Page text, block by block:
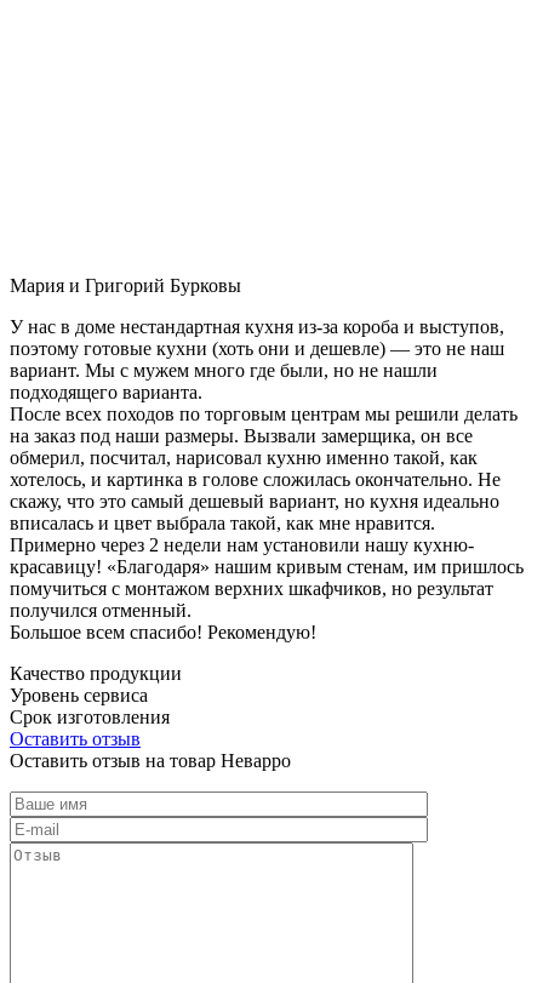
Мария и Григорий Бурковы
У нас в доме нестандартная кухня из-за короба и выступов,
поэтому готовые кухни (хоть они и дешевле) — это не наш
вариант. Мы с мужем много где были, но не нашли
подходящего варианта.
После всех походов по торговым центрам мы решили делать
на заказ под наши размеры. Вызвали замерщика, он все
обмерил, посчитал, нарисовал кухню именно такой, как
хотелось, и картинка в голове сложилась окончательно. Не
скажу, что это самый дешевый вариант, но кухня идеально
вписалась и цвет выбрала такой, как мне нравится.
Примерно через 2 недели нам установили нашу кухню-
красавицу! «Благодаря» нашим кривым стенам, им пришлось
помучиться с монтажом верхних шкафчиков, но результат
получился отменный.
Большое всем спасибо! Рекомендую!
Качество продукции
Уровень сервиса
Срок изготовления
Оставить отзыв
Оставить отзыв на товар Неварро